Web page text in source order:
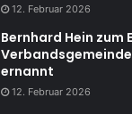
12. Februar 2026
Bernhard Hein zum
ernannt
12. Februar 2026